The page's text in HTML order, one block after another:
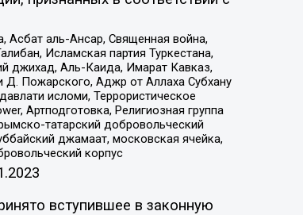
аль-Ансар, Священная война,
Исламская партия Туркестана,
джихад, Аль-Каида, Имарат Кавказ,
Пожарского, Аджр от Аллаха Субхану
исломи, Террористическое
Артподготовка, Религиозная группа
татарский добровольческий
джамаат, московская ячейка,
корпус
вступившее в законную